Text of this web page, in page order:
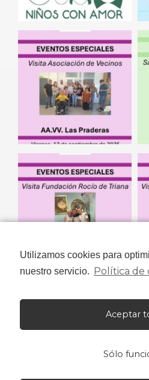
Utilizamos cookies para
nuestro servicio. Política de
Aceptar
Sólo